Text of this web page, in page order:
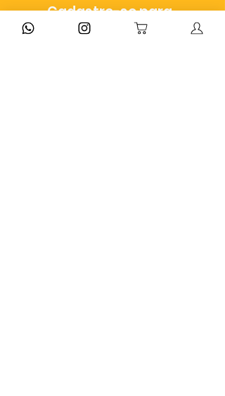
Cadastre-se para
receber dicas e ofertas